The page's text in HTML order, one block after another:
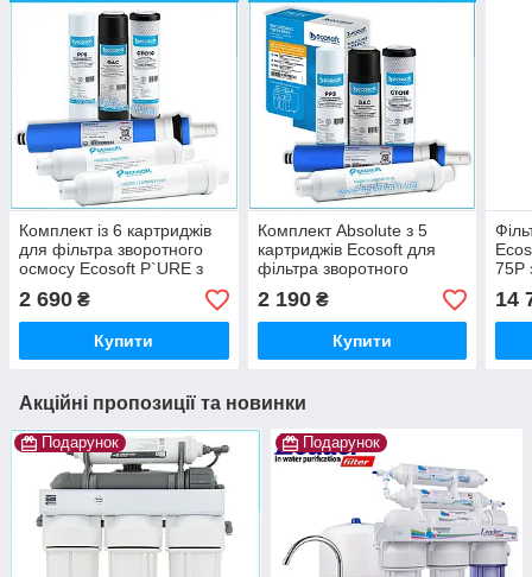
Комплект із 6 картриджів
для фільтра зворотного
осмосу Ecosoft P`URE з
мінералізатором
2 690 ₴
Купити
Комплект Absolute з 5
картриджів Ecosoft для
фільтра зворотного
осмосу без
мінералізатора
2 190₴
Купити
75P
14
Акційні пропозиції та новинки
Подарунок Подарунок